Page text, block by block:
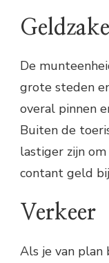
De
grote steden
overal pinnen
Buiten de
lastiger zijn
contant geld
Verkeer
Als je van